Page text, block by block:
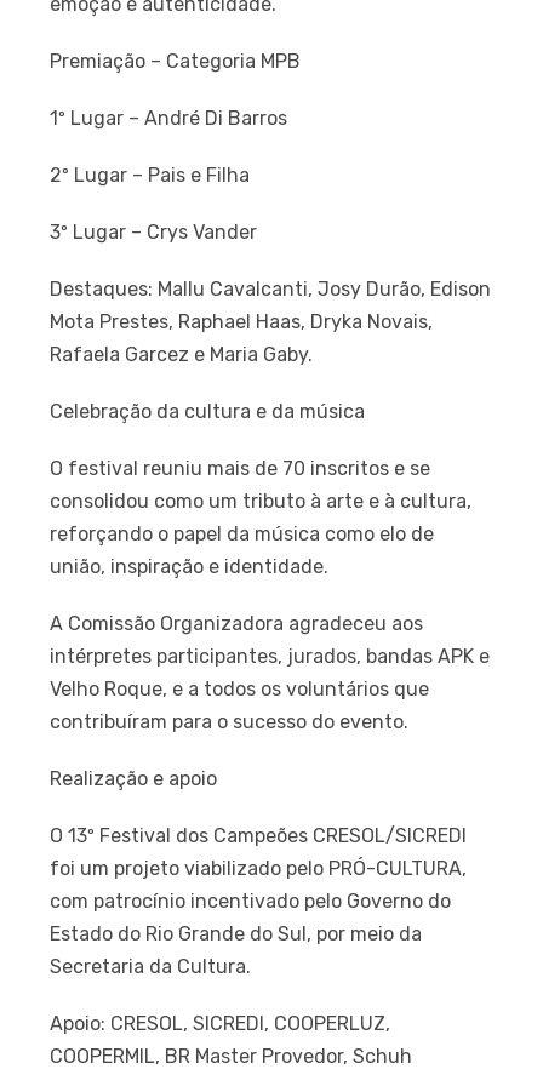
Premiação – Categoria MPB
1º Lugar – André Di Barros
2º Lugar – Pais e Filha
3º Lugar – Crys Vander
Destaques: Mallu Cavalcanti, Josy Durão, Edison
Mota Prestes, Raphael Haas, Dryka Novais,
Rafaela Garcez e Maria Gaby.
Celebração da cultura e da música
O festival reuniu mais de 70 inscritos e se
consolidou como um tributo à arte e à cultura,
reforçando o papel da música como elo de
união, inspiração e identidade.
A Comissão Organizadora agradeceu aos
intérpretes participantes, jurados, bandas APK e
Velho Roque, e a todos os voluntários que
contribuíram para o sucesso do evento.
Realização e apoio
O 13º Festival dos Campeões CRESOL/SICREDI
foi um projeto viabilizado pelo PRÓ-CULTURA,
com patrocínio incentivado pelo Governo do
Estado do Rio Grande do Sul, por meio da
Secretaria da Cultura.
Apoio: CRESOL, SICREDI, COOPERLUZ,
COOPERMIL, BR Master Provedor, Schuh